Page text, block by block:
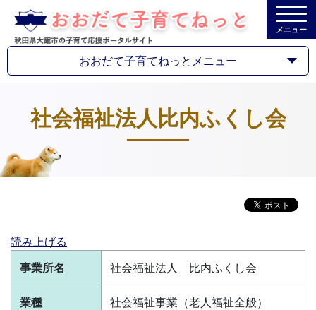
メニュー
おおだて子育てねっとメニュー
社会福祉法人比内ふくし会
読み上げる
事業所名
社会福祉法人 比内ふくし会
業種 社会福祉事業（老人福祉全般）